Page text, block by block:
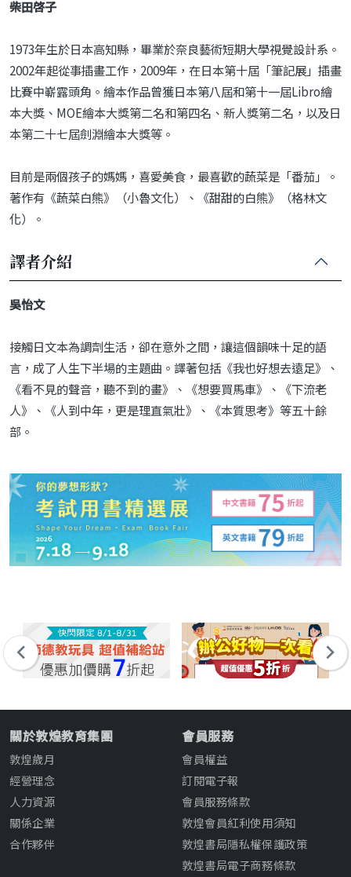
柴田啓子
1973年生於日本高知縣，畢業於奈良藝術短期大學視覺設計系。
2002年起從事插畫工作，2009年，在日本第十屆「筆記展」插畫
比賽中嶄露頭角。繪本作品曾獲日本第八屆和第十一屆Libro繪
本大獎、MOE繪本大獎第二名和第四名、新人獎第二名，以及日
本第二十七屆劍淵繪本大獎等。
目前是兩個孩子的媽媽，喜愛美食，最喜歡的蔬菜是「番茄」。
著作有《蔬菜白熊》（小魯文化）、《甜甜的白熊》（格林文
化）。
譯者介紹
吳怡文
接觸日文本為調劑生活，卻在意外之間，讓這個韻味十足的語
言，成了人生下半場的主題曲。譯著包括《我也好想去遠足》、
《看不見的聲音，聽不到的畫》、《想要買馬車》、《下流老
人》、《人到中年，更是理直氣壯》、《本質思考》等五十餘
部。
關於敦煌教育集團
敦煌歲月
經營理念
人力資源
關係企業
合作夥伴
會員服務
會員權益
訂閱電子報
會員服務條款
敦煌會員紅利使用須知
敦煌書局隱私權保護政策
敦煌書局電子商務條款